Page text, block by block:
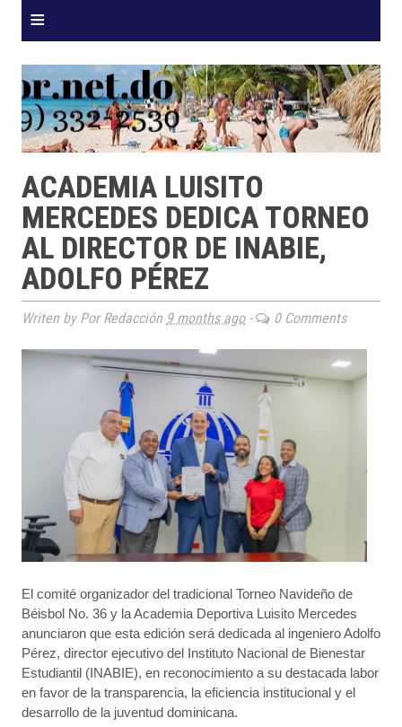
≡
ACADEMIA LUISITO
MERCEDES DEDICA TORNEO
AL DIRECTOR DE INABIE,
ADOLFO PÉREZ
Writen by Por Redacción 9 months ago- 0 Comments
El comité organizador del tradicional Torneo Navideño de
Béisbol No. 36 y la Academia Deportiva Luisito Mercedes
anunciaron que esta edición será dedicada al ingeniero Adolfo
Pérez, director ejecutivo del Instituto Nacional de Bienestar
Estudiantil (INABIE), en reconocimiento a su destacada labor
en favor de la transparencia, la eficiencia institucional y el
desarrollo de la juventud dominicana.